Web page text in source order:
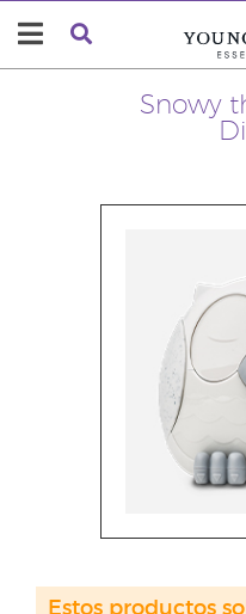
Snowy
Estos productos